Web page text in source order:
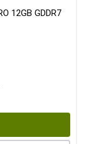
12GB GDDR7